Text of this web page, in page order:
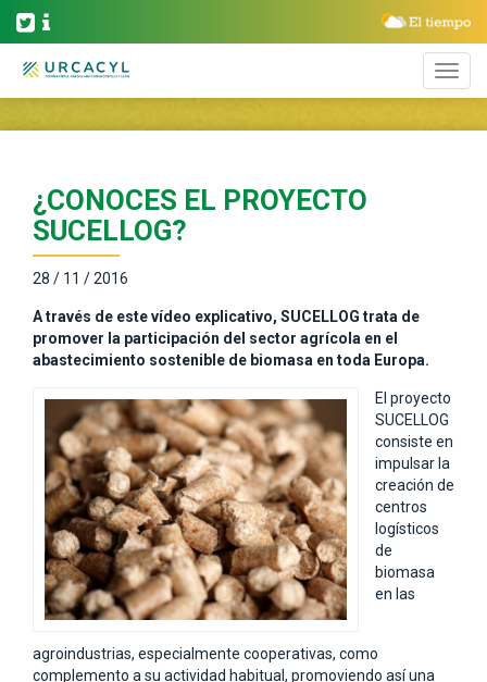
¿CONOCES EL PROYECTO
SUCELLOG?
28 / 11 / 2016
A través de este vídeo explicativo, SUCELLOG trata de
promover la participación del sector agrícola en el
abastecimiento sostenible de biomasa en toda Europa.
El proyecto
SUCELLOG
consiste en
impulsar la
creación de
centros
logísticos
de
biomasa
en las
agroindustrias, especialmente cooperativas, como
complemento a su actividad habitual, promoviendo así una